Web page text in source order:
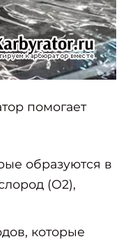
помогает
образуются в
(O2),
которые